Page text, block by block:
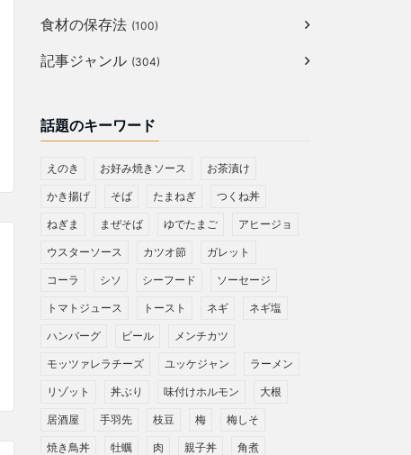
食材の保存法 (100)
記事ジャンル (304)
話題のキーワード
えのき お好み焼きソース お茶漬け
かき揚げ そば たまねぎ つくね丼
ねぎま まぜそば ゆでたまご アヒージョ
ウスターソース カツオ節 ガレット
コーラ シソ シーフード ソーセージ
トマトジュース トースト ネギ ネギ塩
ハンバーグ ビール メンチカツ
モッツァレラチーズ ユッケジャン ラーメン
リゾット 丼ぶり 味付けホルモン 大根
居酒屋 手羽先 枝豆 梅 梅しそ
焼き鳥丼 牡蠣 肉 親子丼 角煮